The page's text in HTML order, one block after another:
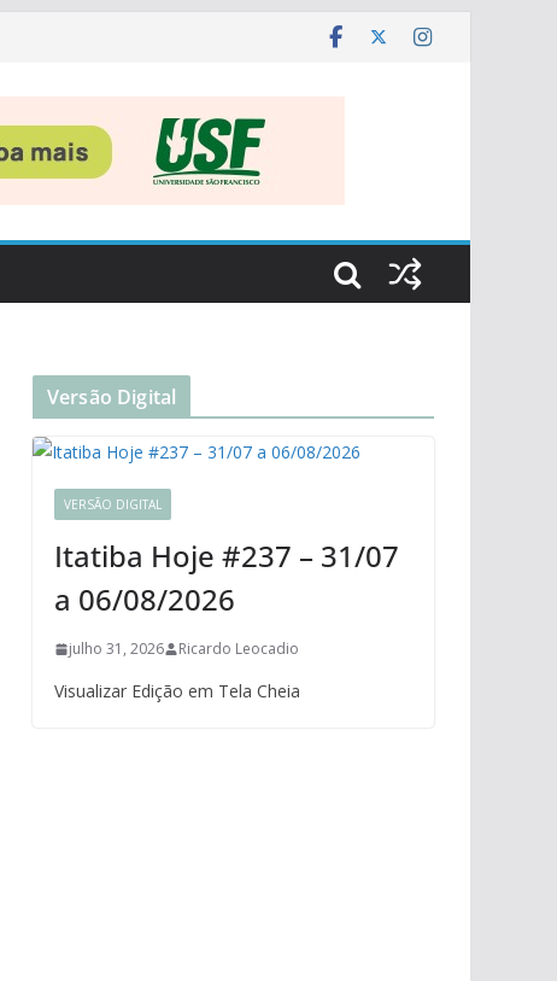
Versão Digital
VERSÃO DIGITAL
Itatiba Hoje #237 – 31/07
a 06/08/2026
julho 31, 2026 Ricardo Leocadio
Visualizar Edição em Tela Cheia